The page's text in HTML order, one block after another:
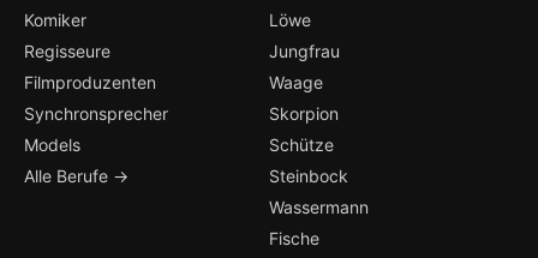
Komiker
Regisseure
Filmproduzenten
Synchronsprecher
Models
Alle Berufe →
Löwe
Jungfrau
Waage
Skorpion
Schütze
Steinbock
Wassermann
Fische